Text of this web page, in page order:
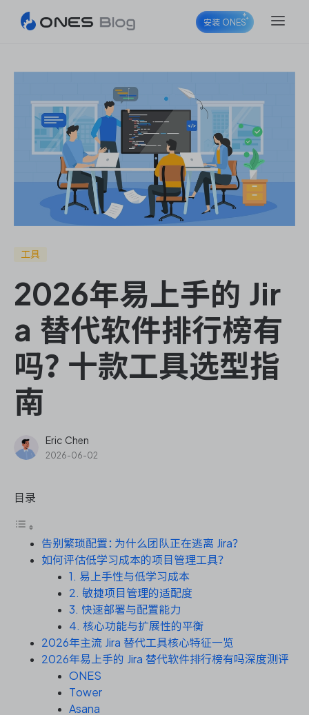
ONES Project
ONES Wiki
ONES Desk
ONES Assistant
敏捷研发管理
企业知识库管理
研发效能管理
资源和工时管理
服务台和工单管理
IPD 研发管理
安装 ONES
工具
2026年易上手的 Jir
a 替代软件排行榜有
吗？十款工具选型指
南
Eric Chen
2026-06-02
目录
告别繁琐配置：为什么团队正在逃离 Jira？
如何评估低学习成本的项目管理工具？
1. 易上手性与低学习成本
2. 敏捷项目管理的适配度
3. 快速部署与配置能力
4. 核心功能与扩展性的平衡
2026年主流 Jira 替代工具核心特征一览
2026年易上手的 Jira 替代软件排行榜有吗深度测评
ONES
Tower
Asana